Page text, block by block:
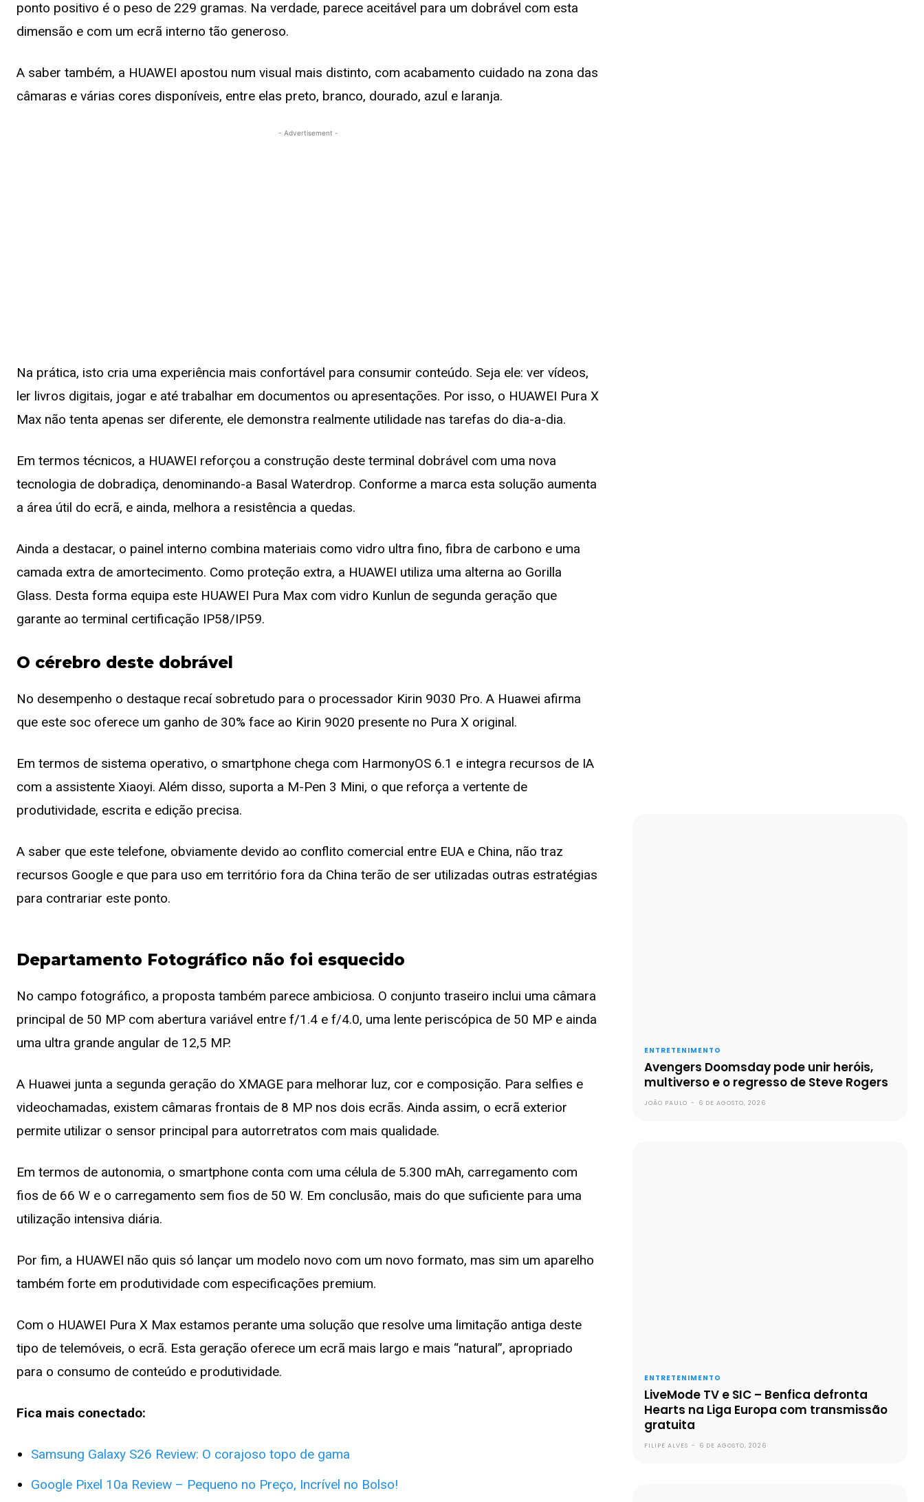
ponto positivo é o peso de 229 gramas. Na verdade, parece aceitável para um dobrável com esta
dimensão e com um ecrã interno tão generoso.
A saber também, a HUAWEI apostou num visual mais distinto, com acabamento cuidado na zona das
câmaras e várias cores disponíveis, entre elas preto, branco, dourado, azul e laranja.
- Advertisement -
Na prática, isto cria uma experiência mais confortável para consumir conteúdo. Seja ele: ver vídeos,
ler livros digitais, jogar e até trabalhar em documentos ou apresentações. Por isso, o HUAWEI Pura X
Max não tenta apenas ser diferente, ele demonstra realmente utilidade nas tarefas do dia-a-dia.
Em termos técnicos, a HUAWEI reforçou a construção deste terminal dobrável com uma nova
tecnologia de dobradiça, denominando-a Basal Waterdrop. Conforme a marca esta solução aumenta
a área útil do ecrã, e ainda, melhora a resistência a quedas.
Ainda a destacar, o painel interno combina materiais como vidro ultra fino, fibra de carbono e uma
camada extra de amortecimento. Como proteção extra, a HUAWEI utiliza uma alterna ao Gorilla
Glass. Desta forma equipa este HUAWEI Pura Max com vidro Kunlun de segunda geração que
garante ao terminal certificação IP58/IP59.
O cérebro deste dobrável
No desempenho o destaque recaí sobretudo para o processador Kirin 9030 Pro. A Huawei afirma
que este soc oferece um ganho de 30% face ao Kirin 9020 presente no Pura X original.
Em termos de sistema operativo, o smartphone chega com HarmonyOS 6.1 e integra recursos de IA
com a assistente Xiaoyi. Além disso, suporta a M-Pen 3 Mini, o que reforça a vertente de
produtividade, escrita e edição precisa.
A saber que este telefone, obviamente devido ao conflito comercial entre EUA e China, não traz
recursos Google e que para uso em território fora da China terão de ser utilizadas outras estratégias
para contrariar este ponto.
Departamento Fotográfico não foi esquecido
No campo fotográfico, a proposta também parece ambiciosa. O conjunto traseiro inclui uma câmara
principal de 50 MP com abertura variável entre f/1.4 e f/4.0, uma lente periscópica de 50 MP e ainda
uma ultra grande angular de 12,5 MP.
A Huawei junta a segunda geração do XMAGE para melhorar luz, cor e composição. Para selfies e
videochamadas, existem câmaras frontais de 8 MP nos dois ecrãs. Ainda assim, o ecrã exterior
permite utilizar o sensor principal para autorretratos com mais qualidade.
Em termos de autonomia, o smartphone conta com uma célula de 5.300 mAh, carregamento com
fios de 66 W e o carregamento sem fios de 50 W. Em conclusão, mais do que suficiente para uma
utilização intensiva diária.
Por fim, a HUAWEI não quis só lançar um modelo novo com um novo formato, mas sim um aparelho
também forte em produtividade com especificações premium.
Com o HUAWEI Pura X Max estamos perante uma solução que resolve uma limitação antiga deste
tipo de telemóveis, o ecrã. Esta geração oferece um ecrã mais largo e mais “natural”, apropriado
para o consumo de conteúdo e produtividade.
Fica mais conectado:
Samsung Galaxy S26 Review: O corajoso topo de gama
Google Pixel 10a Review – Pequeno no Preço, Incrível no Bolso!
ENTRETENIMENTO
Avengers Doomsday pode unir heróis,
multiverso e o regresso de Steve Rogers
JOÃO PAULO - 6 DE AGOSTO, 2026
ENTRETENIMENTO
LiveMode TV e SIC – Benfica defronta
Hearts na Liga Europa com transmissão
gratuita
FILIPE ALVES - 6 DE AGOSTO, 2026